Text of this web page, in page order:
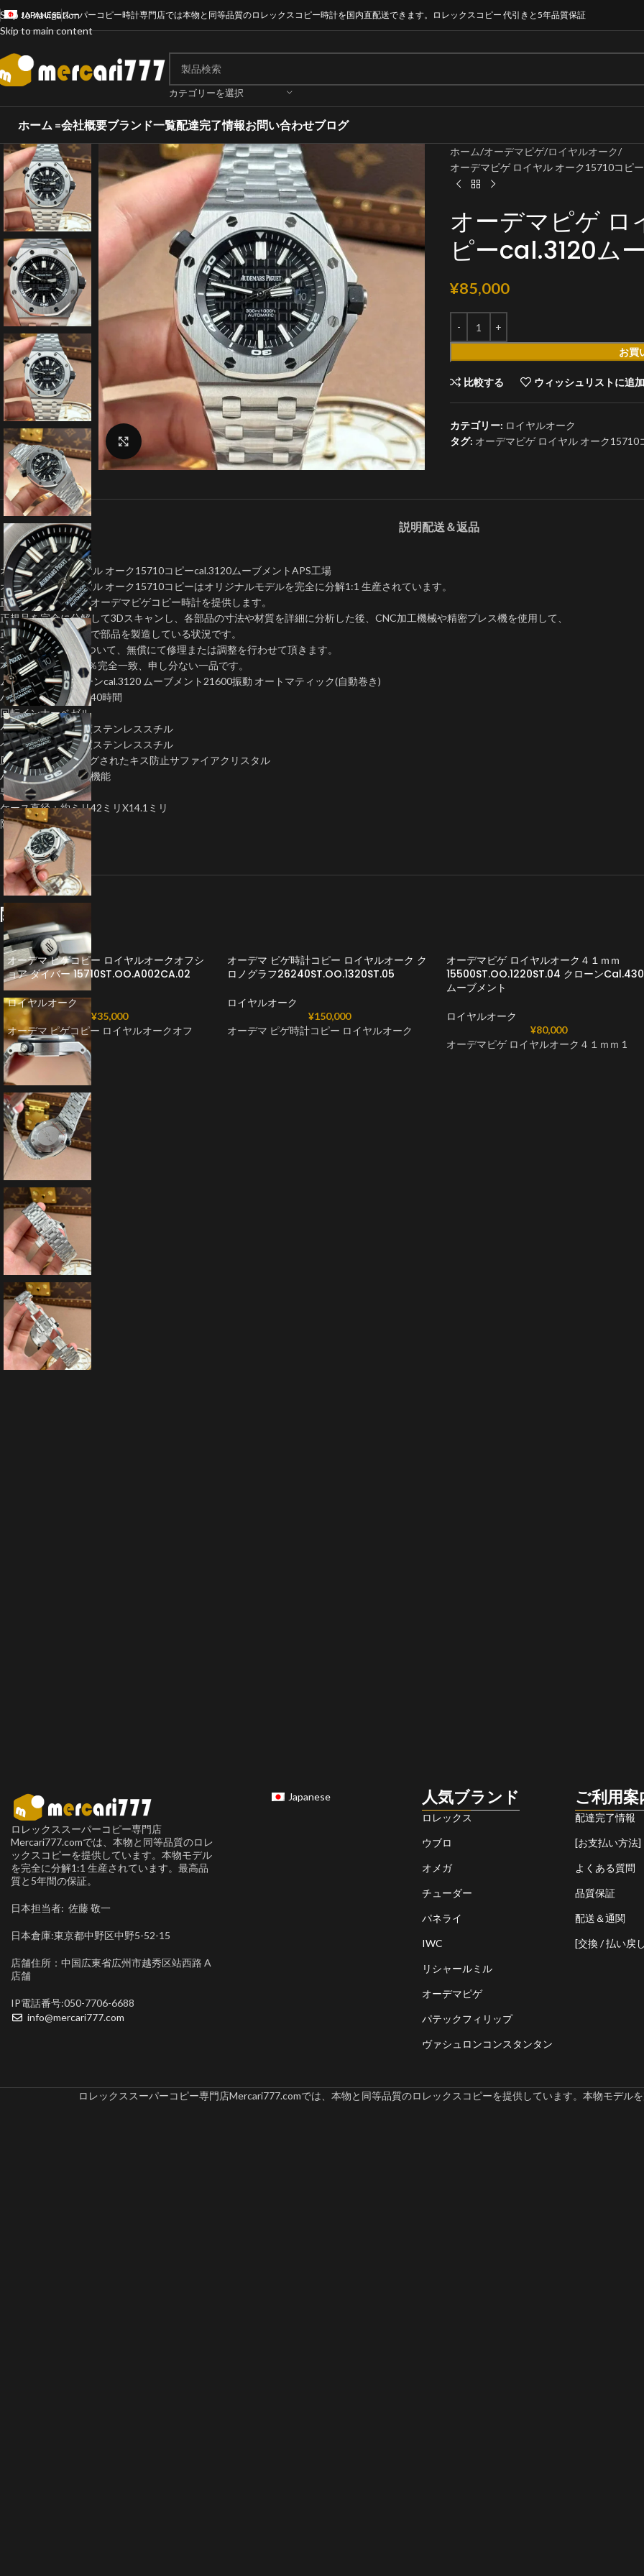
Skip to navigation
Skip to main content
JAPANESEスーパーコピー時計専門店では本物と同等品質のロレックスコピー時計を国内直配送できます。ロレックスコピー 代引きと5年品質保証
カテゴリーを選択
ホーム =会社概要ブランド一覧配達完了情報お問い合わせブログ
ホーム オーデマピゲ ロイヤルオーク
オーデマピゲ ロイヤル オーク15710コピ
オーデマピゲ ロ
ピーcal.3120ム
¥85,000
お買
比較する ウィッシュリストに追
カテゴリー: ロイヤルオーク
タグ: オーデマピゲ ロイヤル オーク
説明配送＆返品
オーデマピゲ ロイヤル オーク15710コピーcal.3120ムーブメントAPS工​​場
オーデマピゲ ロイヤル オーク15710コピーはオリジナルモデルを完全に分解1:1 生産されています。
正規品と同等品質のオーデマピゲコピー時計を提供します。
正規品を完全に分解して3Dスキャンし、各部品の寸法や材質を詳細に分析した後、CNC加工機械や精密プレス機を使用して、
正規品と同等の精度で部品を製造している状況です。
3年間の自然故障について、無償にて修理または調整を行わせて頂きます。
本物の機能とも100％完全一致、申し分ない一品です。
ムーブメント:クローンcal.3120 ムーブメント21600振動 オートマティック(自動巻き)
パワーリザーブ：約40時間
回転インナーベゼル
ケース：904L高強度ステンレススチル
ベルト：904L高強度ステンレススチル
風防: ARコーティングされたキス防止サファイアクリスタル
ハック｢全開放停止｣機能
専用バックル搭載
ケース直径：約ミリ42ミリX14.1ミリ
防水：10気圧防水
関連商品
オーデマ ピゲコピー ロイヤルオークオフシ
ョア ダイバー 15710ST.OO.A002CA.02
ロイヤルオーク
¥35,000
オーデマ ピゲコピー ロイヤルオークオフ
オーデマ ピゲ時計コピー ロイヤルオーク ク
ロノグラフ26240ST.OO.1320ST.05
ロイヤルオーク
¥150,000
オーデマ ピゲ時計コピー ロイヤルオーク
オーデマピゲ ロイヤルオーク４１ｍｍ
15500ST.OO.1220ST.04 クローン
ムーブメント
ロイヤルオーク
¥80,000
オーデマピゲ ロイヤルオーク４１ｍｍ 1
ロレックススーパーコピー専門店
Mercari777.comでは、本物と同等品質のロレ
ックスコピーを提供しています。本物モデル
を完全に分解1:1 生産されています。最高品
質と5年間の保証。
日本担当者: 佐藤 敬一
日本倉庫:東京都中野区中野5-52-15
店舗住所：中国広東省広州市越秀区站西路 A
店舗
IP電話番号:050-7706-6688
info@mercari777.com
Japanese 人気ブランド
ロレックス
ウブロ
オメガ
チューダー
パネライ
IWC
リシャールミル
オーデマピゲ
パテックフィリップ
ヴァシュロンコンスタンタン
ご利用案
配達完了情報
[お支払い方法]
よくある質問
品質保証
配送＆通関
[交換 / 払い戻
ロレックススーパーコピー専門店Mercari777.comでは、本物と同等品質のロレックスコピーを提供しています。本物モデル